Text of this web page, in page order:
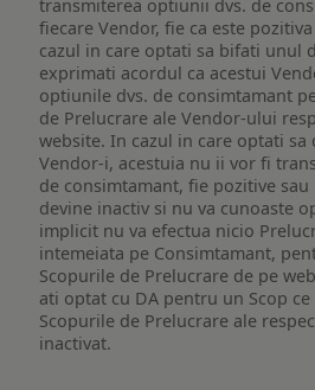
transmiterea optiunii dvs. de
fiecare Vendor, fie ca este
cazul in care optati sa bifati unul
exprimati acordul ca acestui
optiunile dvs. de consimtamant
de Prelucrare ale Vendor-ului
website. In cazul in care optati
Vendor-i, acestuia nu ii vor fi
de consimtamant, fie pozitive
devine inactiv si nu va cunoaste
implicit nu va efectua nicio
intemeiata pe Consimtamant,
Scopurile de Prelucrare de pe
ati optat cu DA pentru un Scop
Scopurile de Prelucrare ale
inactivat.